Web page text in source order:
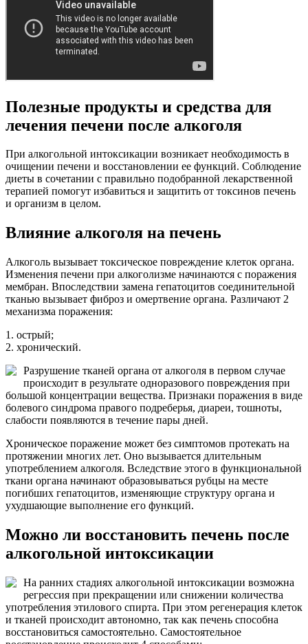
Полезные продукты и средства для
лечения печени после алкоголя
При алкогольной интоксикации возникает необходимость в
очищении печени и восстановлении ее функций. Соблюдение
диеты в сочетании с правильно подобранной лекарственной
терапией помогут избавиться и защитить от токсинов печень
и организм в целом.
Влияние алкоголя на печень
Алкоголь вызывает токсическое повреждение клеток органа.
Изменения печени при алкоголизме начинаются с поражения
мембран. Впоследствии замена гепатоцитов соединительной
тканью вызывает фиброз и омертвение органа. Различают 2
механизма поражения:
1. острый;
2. хронический.
Разрушение тканей органа от алкоголя в первом случае
происходит в результате одноразового повреждения при
большой концентрации вещества. Признаки поражения в виде
болевого синдрома правого подреберья, диареи, тошноты,
слабости появляются в течение пары дней.
Хроническое поражение может без симптомов протекать на
протяжении многих лет. Оно вызывается длительным
употреблением алкоголя. Вследствие этого в функциональной
ткани органа начинают образовываться рубцы на месте
погибших гепатоцитов, изменяющие структуру органа и
ухудшающие выполнение его функций.
Можно ли восстановить печень после
алкогольной интоксикации
На ранних стадиях алкогольной интоксикации возможна
регрессия при прекращении или снижении количества
употребления этилового спирта. При этом регенерация клеток
и тканей происходит автономно, так как печень способна
восстановиться самостоятельно. Самостоятельное